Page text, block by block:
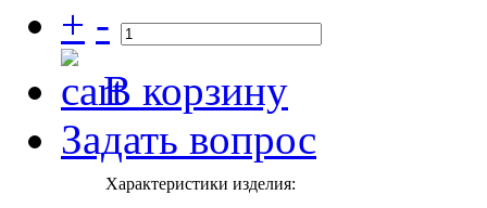
+ -
В корзину
Задать вопрос
Характеристики изделия: